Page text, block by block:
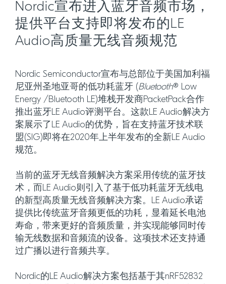
Nordic宣布进入蓝牙音频市场，
提供平台支持即将发布的LE
Audio高质量无线音频规范
Nordic Semiconductor宣布与总部位于美国加利福
尼亚州圣地亚哥的低功耗蓝牙 (Bluetooth® Low
Energy /Bluetooth LE)堆栈开发商PacketPack合作
推出蓝牙LE Audio评测平台。这款LE Audio解决方
案展示了LE Audio的优势，旨在支持蓝牙技术联
盟(SIG)即将在2020年上半年发布的全新LE Audio
规范。
当前的蓝牙无线音频解决方案采用传统的蓝牙技
术，而LE Audio则引入了基于低功耗蓝牙无线电
的新型高质量无线音频解决方案。LE Audio承诺
提供比传统蓝牙音频更低的功耗，显着延长电池
寿命，带来更好的音频质量，并实现能够同时传
输无线数据和音频流的设备。这项技术还支持通
过广播以进行音频共享。
Nordic的LE Audio解决方案包括基于其nRF52832